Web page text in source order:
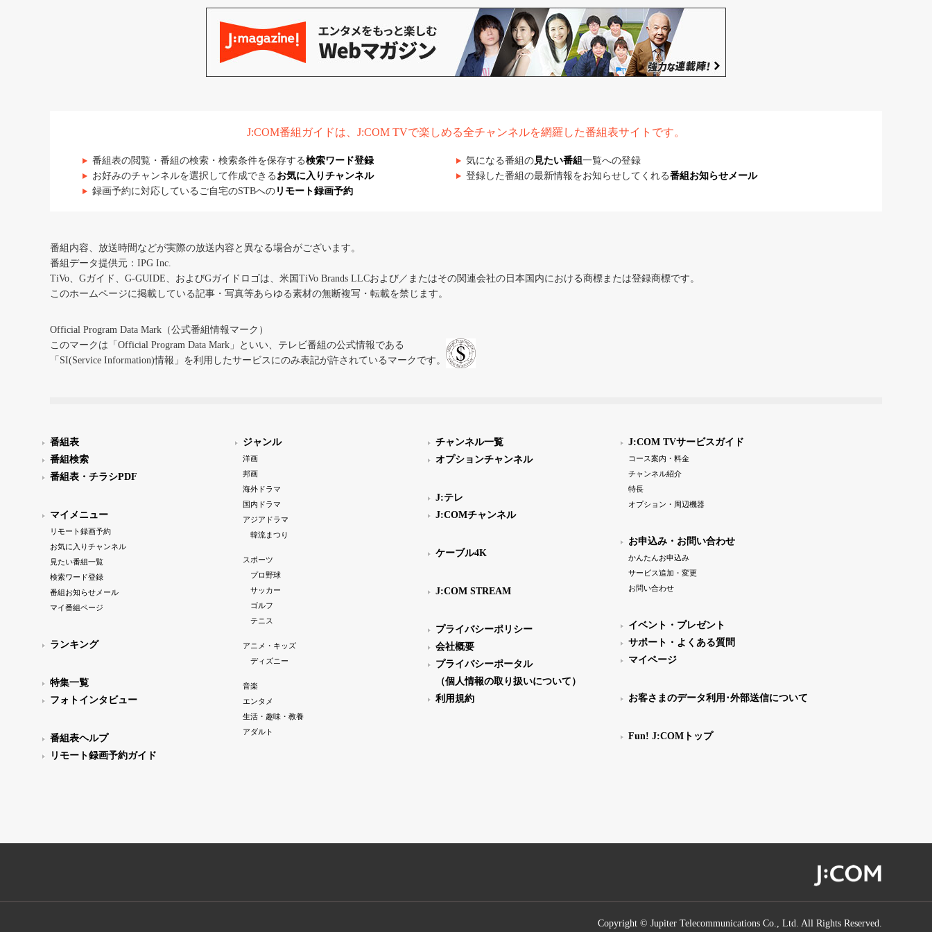
J:COM番組ガイドは、J:COM TVで楽しめる全チャンネルを網羅した番組表サイトです。
番組表の閲覧・番組の検索・検索条件を保存する検索ワード登録 気になる番組の見たい番組 一覧への登録
お好みのチャンネルを選択して作成できる お気に入りチャンネル 登録した番組の最新情報をお知らせしてくれる番組お知らせメール
録画予約に対応しているご自宅のSTBへの リモート録画予約
番組内容、放送時間などが実際の放送内容と異なる場合がございます。
番組データ提供元：IPG Inc.
TiVo、Gガイド、G-GUIDE、およびGガイドロゴは、米国TiVo Brands LLCおよび／またはその関連会社の日本国内における商標または登録商標です。
このホームページに掲載している記事・写真等あらゆる素材の無断複写・転載を禁じます。
Official Program Data Mark（公式番組情報マーク）
このマークは「Official Program Data Mark」といい、テレビ番組の公式情報である
「SI(Service Information)情報」を利用したサービスにのみ表記が許されているマークです。
番組表
番組検索
番組表・チラシPDF
マイメニュー
リモート録画予約
お気に入りチャンネル
見たい番組一覧
検索ワード登録
番組お知らせメール
マイ番組ページ
ランキング
特集一覧
フォトインタビュー
番組表ヘルプ
リモート録画予約ガイド
ジャンル
洋画
邦画
海外ドラマ
国内ドラマ
アジアドラマ
韓流まつり
スポーツ
プロ野球
サッカー
ゴルフ
テニス
アニメ・キッズ
ディズニー
音楽
エンタメ
生活・趣味・教養
アダルト
チャンネル一覧
オプションチャンネル
J:テレ
J:COMチャンネル
ケーブル4K
J:COM STREAM
プライバシーポリシー
会社概要
プライバシーポータル
（個人情報の取り扱いについて）
利用規約
J:COM TVサービスガイド
コース案内・料金
チャンネル紹介
特長
オプション・周辺機器
お申込み・お問い合わせ
かんたんお申込み
サービス追加・変更
お問い合わせ
イベント・プレゼント
サポート・よくある質問
マイページ
お客さまのデータ利用･外部送信について
Fun! J:COMトップ
Copyright © Jupiter Telecommunications Co., Ltd. All Rights Reserved.